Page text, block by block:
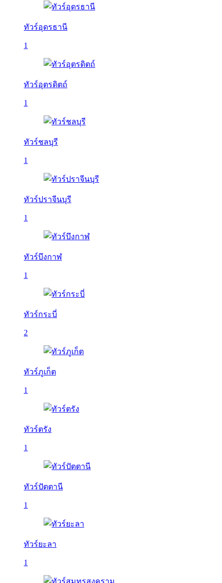
ทัวร์อุดรธานี
1
ทัวร์อุตรดิตถ์
1
ทัวร์ชลบุรี
1
ทัวร์ปราจีนบุรี
1
ทัวร์บึงกาฬ
1
ทัวร์กระบี่
2
ทัวร์ภูเก็ต
1
ทัวร์ตรัง
1
ทัวร์ปัตตานี
1
ทัวร์ยะลา
1